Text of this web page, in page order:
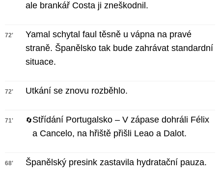
ale brankář Costa ji zneškodnil.
72'
Yamal schytal faul těsně u vápna na pravé
straně. Španělsko tak bude zahrávat standardní
situace.
72' Utkání se znovu rozběhlo.
71' 🔄Střídání Portugalsko – V zápase dohráli Félix
a Cancelo, na hřiště přišli Leao a Dalot.
68' Španělský presink zastavila hydratační pauza.